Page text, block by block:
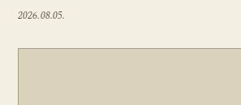
2026.08.05.